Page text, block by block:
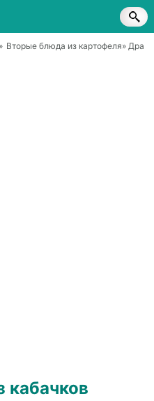
» Вторые блюда из картофеля»
кабачков